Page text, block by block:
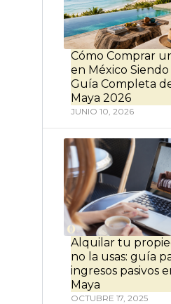
Cómo Comprar
en México Siendo
Guía Completa
Maya 2026
JUNIO 10, 2026
Alquilar tu
no la usas: guía
ingresos pasivos
Maya
OCTUBRE 17, 2025